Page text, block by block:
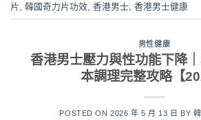
片 韓國奇力片功效 香港男士 香港男士健康
男性健康
香港男士壓力與性功能下降
本調理完整攻略【
POSTED ON2026 年 5 月 13 日 BY